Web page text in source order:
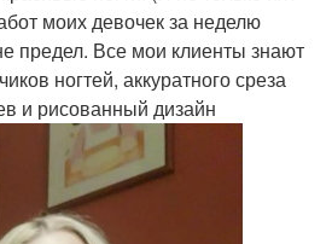
моих девочек за неделю
предел. Все мои клиенты знают
ногтей, аккуратного среза
и рисованный дизайн